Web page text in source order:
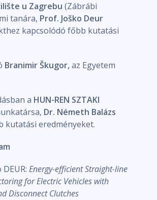
u Zagrebu (Zábrábi
tanára, Prof. Joško Deur
kapcsolódó főbb kutatási
Branimir Škugor,az Egyetem
a HUN-REN SZTAKI
Dr. Németh Balázs
kutatási eredményeket.
DEUR: Energy-efficient Straight-line
for Electric Vehicles with
Disconnect Clutches